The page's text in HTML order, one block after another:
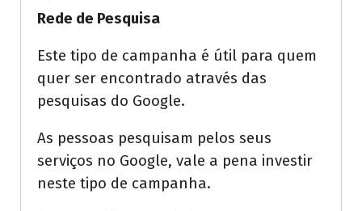
Rede de Pesquisa
Este tipo de campanha é útil para quem
quer ser encontrado através das
pesquisas do Google.
As pessoas pesquisam pelos seus
serviços no Google, vale a pena investir
neste tipo de campanha.